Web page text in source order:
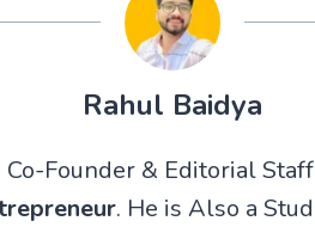
Rahul Baidya
Co-Founder & Editorial
. He is Also a